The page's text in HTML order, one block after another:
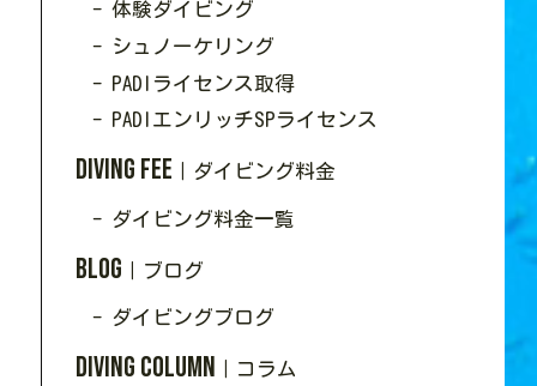
- 体験ダイビング
- シュノーケリング
- PADIライセンス取得
- PADIエンリッチSPライセンス
Diving Fee ｜ダイビング料金
- ダイビング料金一覧
Blog ｜ブログ
- ダイビングブログ
Diving Column ｜コラム